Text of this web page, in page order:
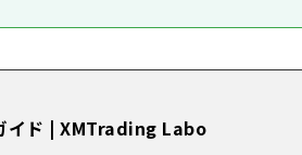
イド | XMTrading Labo